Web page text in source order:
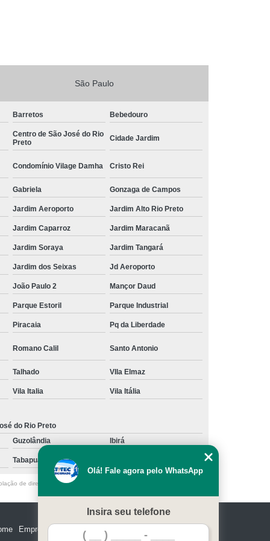
São Paulo
Barretos Bebedouro
Centro de São José do Rio
Preto
Cidade Jardim
Condomínio Vilage Damha Cristo Rei
Gabriela Gonzaga de Campos
Jardim Aeroporto Jardim Alto Rio Preto
Jardim Caparroz Jardim Maracanã
Jardim Soraya Jardim Tangará
Jardim dos Seixas Jd Aeroporto
João Paulo 2 Mançor Daud
Parque Estoril Parque Industrial
Piracaia Pq da Liberdade
Romano Calil Santo Antonio
Talhado VIla Elmaz
Vila Italia Vila Itália
do Rio Preto
Guzolândia Ibirá
Tabapuã
de direito autoral – artigo 184 do Código Penal –
Empresa Serviços
Olá! Fale agora pelo WhatsApp
Insira seu telefone